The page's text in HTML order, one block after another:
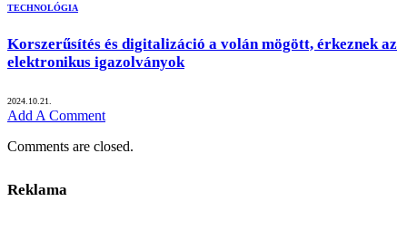
TECHNOLÓGIA
Korszerűsítés és digitalizáció a volán mögött, érkeznek az
elektronikus igazolványok
2024.10.21.
Add A Comment
Comments are closed.
Reklama